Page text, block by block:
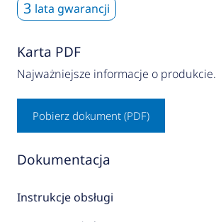
3 lata gwarancji
Karta PDF
Najważniejsze informacje o produkcie.
Pobierz dokument (PDF)
Dokumentacja
Instrukcje obsługi